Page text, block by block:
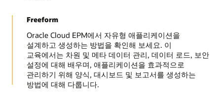
Freeform
Oracle Cloud EPM에서 자유형 애플리케이션을
설계하고 생성하는 방법을 확인해 보세요. 이
교육에서는 차원 및 메타 데이터 관리, 데이터 로드, 보안
설정에 대해 배우며, 애플리케이션을 효과적으로
관리하기 위해 양식, 대시보드 및 보고서를 생성하는
방법에 대해 다룹니다.